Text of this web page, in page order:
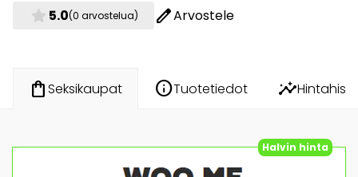
star 5.0(0 arvostelua) editArvostele
shopping_bagSeksikaupat infoTuotetiedot insights
Halvin hinta